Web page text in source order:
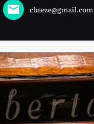
cbaeze@gmail.com